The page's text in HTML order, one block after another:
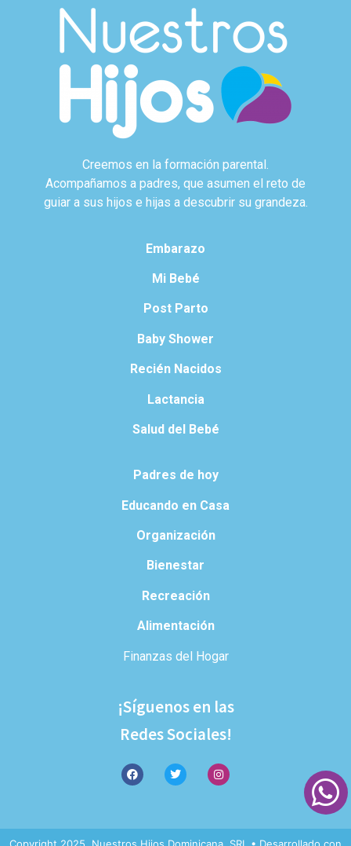
Creemos en la formación parental.
Acompañamos a padres, que asumen el reto de
guiar a sus hijos e hijas a descubrir su grandeza.
Embarazo
Mi Bebé
Post Parto
Baby Shower
Recién Nacidos
Lactancia
Salud del Bebé
Padres de hoy
Educando en Casa
Organización
Bienestar
Recreación
Alimentación
Finanzas del Hogar
¡Síguenos en las
Redes Sociales!